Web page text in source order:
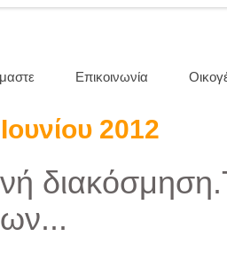
Επικοινωνία
2012